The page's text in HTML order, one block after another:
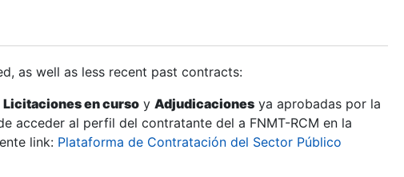
as well as less recent past contracts:
Licitaciones en curso y Adjudicaciones ya aprobadas por la
acceder al perfil del contratante del a FNMT-RCM en la
link: Plataforma de Contratación del Sector Público